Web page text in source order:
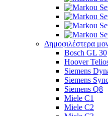
Δημοφιλέστερα
Bosch GL 30
Hoover
Siemens
Siemens
Siemens Q8
Miele C1
Miele C2